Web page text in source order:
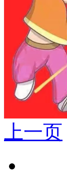
上一页